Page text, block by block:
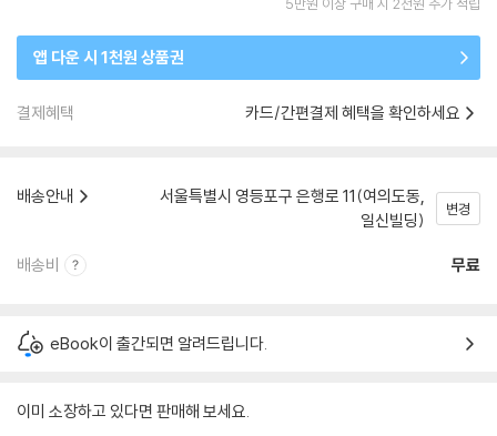
앱 다운 시 1천원 상품권
결제혜택 카드/간편결제 혜택을 확인하세요
배송안내
서울특별시 영등포구 은행로 11(여의도동,
일신빌딩)
변경
배송비 무료
eBook이 출간되면 알려드립니다.
이미 소장하고 있다면 판매해 보세요.